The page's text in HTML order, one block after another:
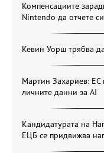
Компенсациите
Nintendo да отчете
Кевин Уорш трябва
Мартин Захариев: ЕС
личните данни за AI
Кандидатурата на
ЕЦБ се придвижва